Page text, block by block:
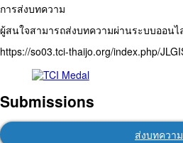
การส่งบทความ
ผู้สนใจสามารถส่งบทความผ่านระบบออน
https://so03.tci-thaijo.org/index.php/
Submissions
ส่งบทความ